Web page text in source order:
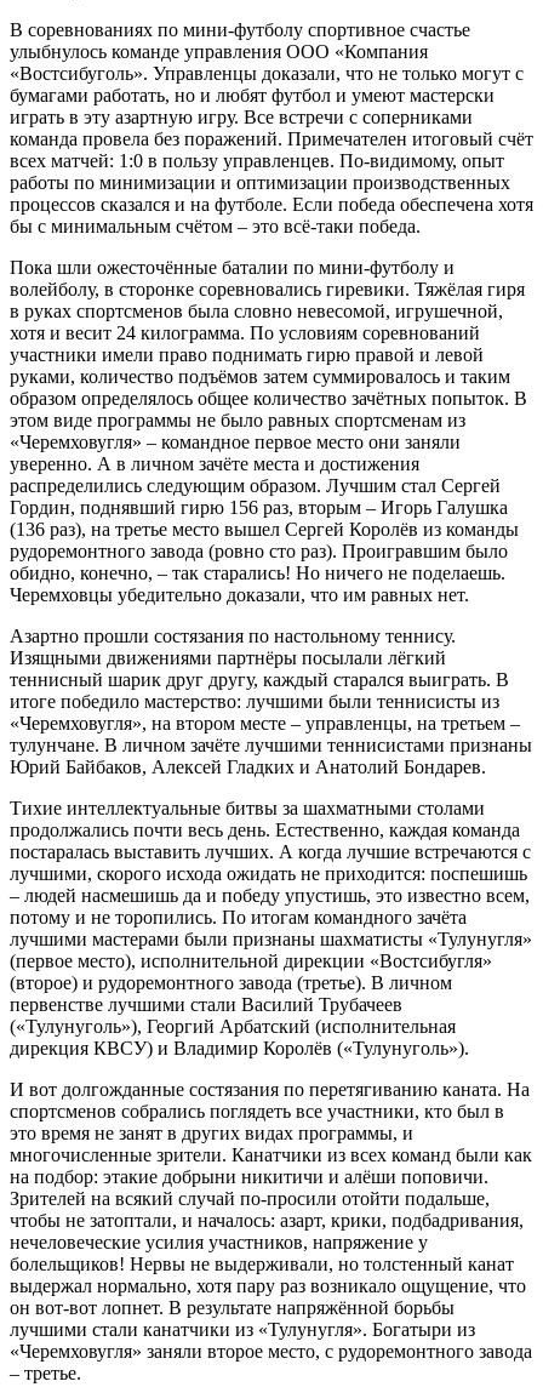
В соревнованиях по мини-футболу спортивное счастье
улыбнулось команде управления ООО «Компания
«Востсибуголь». Управленцы доказали, что не только могут с
бумагами работать, но и любят футбол и умеют мастерски
играть в эту азартную игру. Все встречи с соперниками
команда провела без поражений. Примечателен итоговый счёт
всех матчей: 1:0 в пользу управленцев. По-видимому, опыт
работы по минимизации и оптимизации производственных
процессов сказался и на футболе. Если победа обеспечена хотя
бы с минимальным счётом – это всё-таки победа.
Пока шли ожесточённые баталии по мини-футболу и
волейболу, в сторонке соревновались гиревики. Тяжёлая гиря
в руках спортсменов была словно невесомой, игрушечной,
хотя и весит 24 килограмма. По условиям соревнований
участники имели право поднимать гирю правой и левой
руками, количество подъёмов затем суммировалось и таким
образом определялось общее количество зачётных попыток. В
этом виде программы не было равных спортсменам из
«Черемховугля» – командное первое место они заняли
уверенно. А в личном зачёте места и достижения
распределились следующим образом. Лучшим стал Сергей
Гордин, поднявший гирю 156 раз, вторым – Игорь Галушка
(136 раз), на третье место вышел Сергей Королёв из команды
рудоремонтного завода (ровно сто раз). Проигравшим было
обидно, конечно, – так старались! Но ничего не поделаешь.
Черемховцы убедительно доказали, что им равных нет.
Азартно прошли состязания по настольному теннису.
Изящными движениями партнёры посылали лёгкий
теннисный шарик друг другу, каждый старался выиграть. В
итоге победило мастерство: лучшими были теннисисты из
«Черемховугля», на втором месте – управленцы, на третьем –
тулунчане. В личном зачёте лучшими теннисистами признаны
Юрий Байбаков, Алексей Гладких и Анатолий Бондарев.
Тихие интеллектуальные битвы за шахматными столами
продолжались почти весь день. Естественно, каждая команда
постаралась выставить лучших. А когда лучшие встречаются с
лучшими, скорого исхода ожидать не приходится: поспешишь
– людей насмешишь да и победу упустишь, это известно всем,
потому и не торопились. По итогам командного зачёта
лучшими мастерами были признаны шахматисты «Тулунугля»
(первое место), исполнительной дирекции «Востсибугля»
(второе) и рудоремонтного завода (третье). В личном
первенстве лучшими стали Василий Трубачеев
(«Тулунуголь»), Георгий Арбатский (исполнительная
дирекция КВСУ) и Владимир Королёв («Тулунуголь»).
И вот долгожданные состязания по перетягиванию каната. На
спортсменов собрались поглядеть все участники, кто был в
это время не занят в других видах программы, и
многочисленные зрители. Канатчики из всех команд были как
на подбор: этакие добрыни никитичи и алёши поповичи.
Зрителей на всякий случай по-просили отойти подальше,
чтобы не затоптали, и началось: азарт, крики, подбадривания,
нечеловеческие усилия участников, напряжение у
болельщиков! Нервы не выдерживали, но толстенный канат
выдержал нормально, хотя пару раз возникало ощущение, что
он вот-вот лопнет. В результате напряжённой борьбы
лучшими стали канатчики из «Тулунугля». Богатыри из
«Черемховугля» заняли второе место, с рудоремонтного завода
– третье.